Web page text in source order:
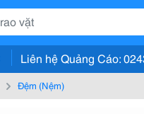
Liên hệ Quảng Cáo:
Đệm (Nệm)